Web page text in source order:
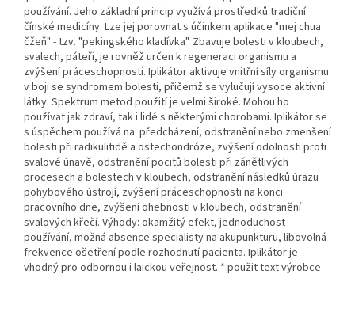
používání. Jeho základní princip využívá prostředků tradiční
čínské medicíny. Lze jej porovnat s účinkem aplikace "mej chua
čžeň" - tzv. "pekingského kladívka". Zbavuje bolesti v kloubech,
svalech, páteři, je rovněž určen k regeneraci organismu a
zvýšení práceschopnosti. Iplikátor aktivuje vnitřní síly organismu
v boji se syndromem bolesti, přičemž se vylučují vysoce aktivní
látky. Spektrum metod použití je velmi široké. Mohou ho
používat jak zdraví, tak i lidé s některými chorobami. Iplikátor se
s úspěchem používá na: předcházení, odstranění nebo zmenšení
bolesti při radikulitidě a ostechondróze, zvýšení odolnosti proti
svalové únavě, odstranění pocitů bolesti při zánětlivých
procesech a bolestech v kloubech, odstranění následků úrazu
pohybového ústrojí, zvýšení práceschopnosti na konci
pracovního dne, zvýšení ohebnosti v kloubech, odstranění
svalových křečí. Výhody: okamžitý efekt, jednoduchost
používání, možná absence specialisty na akupunkturu, libovolná
frekvence ošetření podle rozhodnutí pacienta. Iplikátor je
vhodný pro odbornou i laickou veřejnost. * použit text výrobce